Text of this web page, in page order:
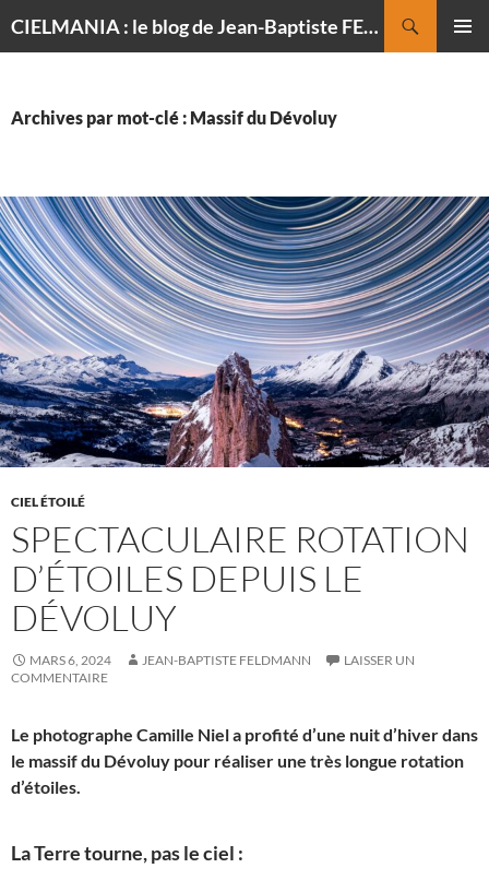
CIELMANIA : le blog de Jean-Baptiste FELDMANN, photographe du ciel
Archives par mot-clé : Massif du Dévoluy
CIEL ÉTOILÉ
SPECTACULAIRE ROTATION
D’ÉTOILES DEPUIS LE
DÉVOLUY
MARS 6, 2024 JEAN-BAPTISTE FELDMANN
LAISSER UN
COMMENTAIRE
Le photographe Camille Niel a profité d’une nuit d’hiver dans
le massif du Dévoluy pour réaliser une très longue rotation
d’étoiles.
La Terre tourne, pas le ciel :